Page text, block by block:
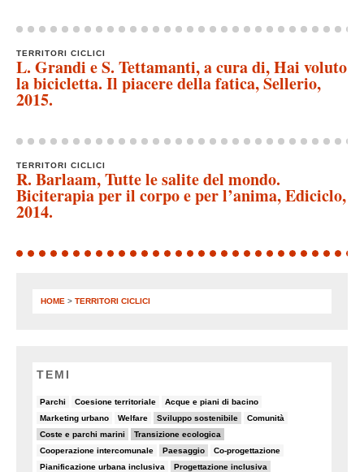
TERRITORI CICLICI
L. Grandi e S. Tettamanti, a cura di, Hai voluto
la bicicletta. Il piacere della fatica, Sellerio,
2015.
TERRITORI CICLICI
R. Barlaam, Tutte le salite del mondo.
Biciterapia per il corpo e per l’anima, Ediciclo,
2014.
HOME > TERRITORI CICLICI
TEMI
Parchi
6/90 Coesione territoriale
8/90 Acque e piani di bacino
5/90
Marketing urbano
5/90 Welfare
5/90 Sviluppo sostenibile
19/90 Comunità
7/90
Coste e parchi marini
19/90 Transizione ecologica
30/90
Cooperazione intercomunale
7/90 Paesaggio
14/90 Co-progettazione
6/90
Pianificazione urbana inclusiva
6/90 Progettazione inclusiva
10/90